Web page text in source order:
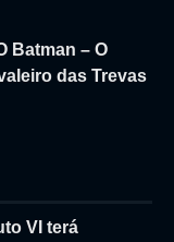
Batman – O
das Trevas
VI terá